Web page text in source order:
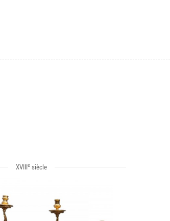
XVIIIesiècle